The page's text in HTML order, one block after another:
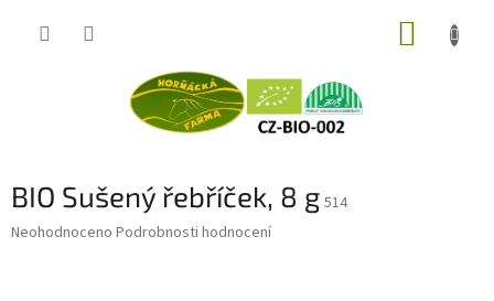
BIO Sušený řebříček, 8 g 514
Průměrné
Neohodnoceno Podrobnosti hodnocení